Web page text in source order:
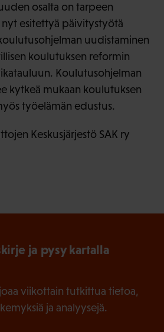
osalta on tarpeen
nyt esitettyä päivitystyötä
uudistaminen
koulutuksen reformin
Koulutusohjelman
kytkeä mukaan koulutuksen
työelämän edustus.
Keskusjärjestö SAK ry
ja pysy kartalla
viikottain tutkittua tietoa,
ja analyysejä.